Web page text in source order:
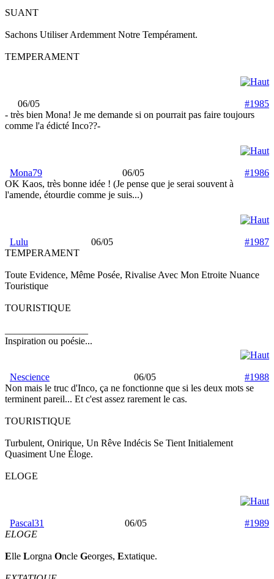
SUANT
Sachons Utiliser Ardemment Notre Tempérament.
TEMPERAMENT
06/05
#1985
- très bien Mona! Je me demande si on pourrait pas faire toujours
comme l'a édicté Inco??-
Mona79 06/05
#1986
OK Kaos, très bonne idée ! (Je pense que je serai souvent à
l'amende, étourdie comme je suis...)
Lulu 06/05
#1987
TEMPERAMENT
Toute Evidence, Même Posée, Rivalise Avec Mon Etroite Nuance
Touristique
TOURISTIQUE
Inspiration ou poésie...
Nescience 06/05
#1988
Non mais le truc d'Inco, ça ne fonctionne que si les deux mots se
terminent pareil... Et c'est assez rarement le cas.
TOURISTIQUE
Turbulent, Onirique, Un Rêve Indécis Se Tient Initialement
Quasiment Une Éloge.
ELOGE
Pascal31 06/05
#1989
ELOGE
Elle Lorgna Oncle Georges, Extatique.